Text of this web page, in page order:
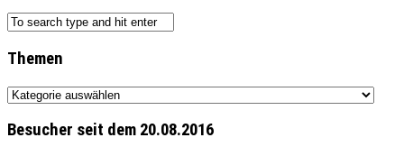
Themen
Themen
Besucher seit dem 20.08.2016